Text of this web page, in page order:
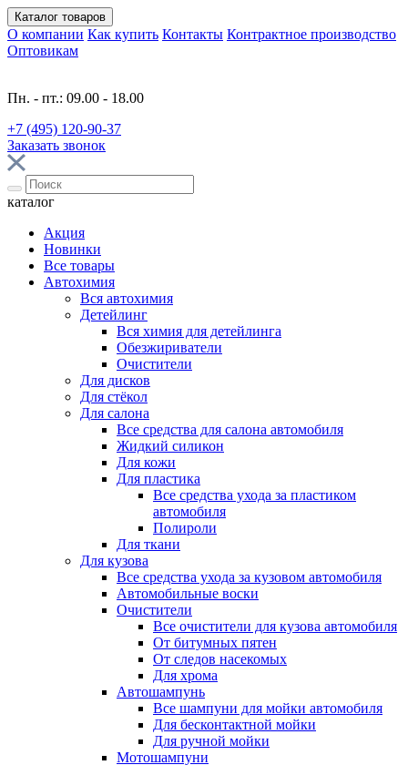
Каталог товаров
О компании Как купить Контакты Контрактное производство
Оптовикам
Пн. - пт.: 09.00 - 18.00
+7 (495) 120-90-37
Заказать звонок
каталог
Акция
Новинки
Все товары
Автохимия
Вся автохимия
Детейлинг
Вся химия для детейлинга
Обезжириватели
Очистители
Для дисков
Для стёкол
Для салона
Все средства для салона автомобиля
Жидкий силикон
Для кожи
Для пластика
Все средства ухода за пластиком
автомобиля
Полироли
Для ткани
Для кузова
Все средства ухода за кузовом автомобиля
Автомобильные воски
Очистители
Все очистители для кузова автомобиля
От битумных пятен
От следов насекомых
Для хрома
Автошампунь
Все шампуни для мойки автомобиля
Для бесконтактной мойки
Для ручной мойки
Мотошампуни